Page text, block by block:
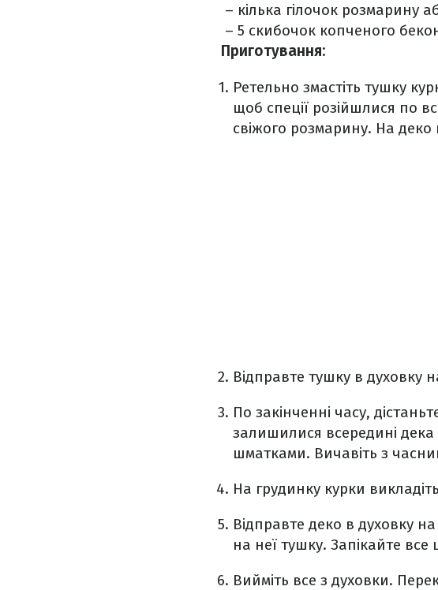
– кілька гілочок розмарину
– 5 скибочок копченого
Приготування:
Ретельно змастіть тушку
щоб спеції розійшлися по
свіжого розмарину. На деко
Відправте тушку в духовку
По закінченні часу,
залишилися всередині дека
шматками. Вичавіть з
На грудинку курки
Відправте деко в духовку
на неї тушку. Запікайте
Вийміть все з духовки.